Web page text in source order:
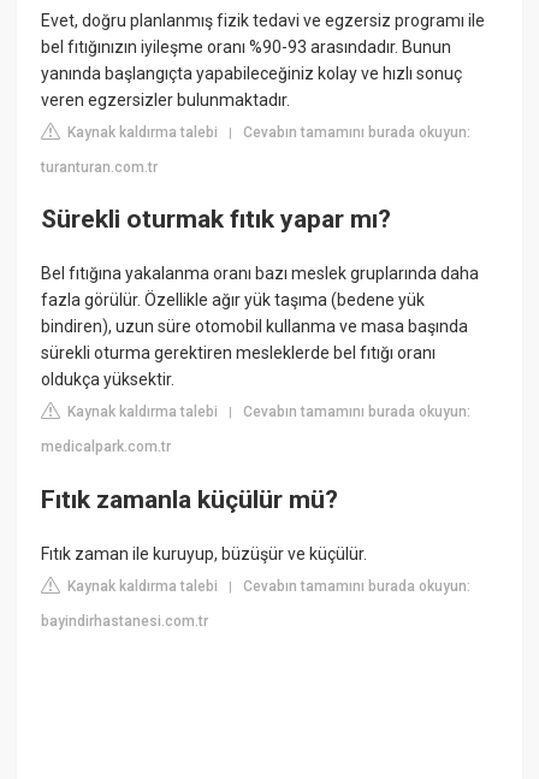
Evet, doğru planlanmış fizik tedavi ve egzersiz programı ile
bel fıtığınızın iyileşme oranı %90-93 arasındadır. Bunun
yanında başlangıçta yapabileceğiniz kolay ve hızlı sonuç
veren egzersizler bulunmaktadır.
Kaynak kaldırma talebi |Cevabın tamamını burada okuyun:
turanturan.com.tr
Sürekli oturmak fıtık yapar mı?
Bel fıtığına yakalanma oranı bazı meslek gruplarında daha
fazla görülür. Özellikle ağır yük taşıma (bedene yük
bindiren), uzun süre otomobil kullanma ve masa başında
sürekli oturma gerektiren mesleklerde bel fıtığı oranı
oldukça yüksektir.
Kaynak kaldırma talebi |Cevabın tamamını burada okuyun:
medicalpark.com.tr
Fıtık zamanla küçülür mü?
Fıtık zaman ile kuruyup, büzüşür ve küçülür.
Kaynak kaldırma talebi |Cevabın tamamını burada okuyun:
bayindirhastanesi.com.tr